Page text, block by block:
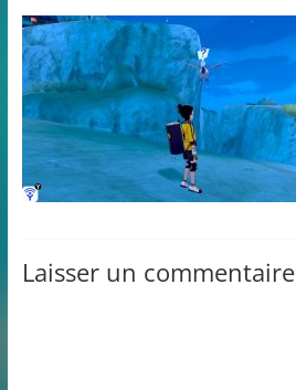
Laisser un commentaire